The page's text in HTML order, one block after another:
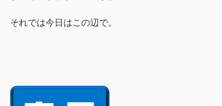
それでは今日はこの辺で。